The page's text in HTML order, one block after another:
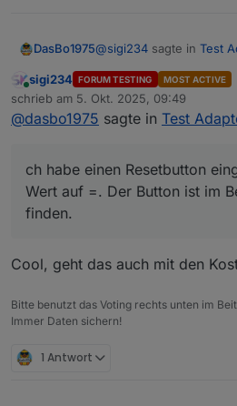
DasBo1975@sigi234 sagte in Test
@dasbo1975
Hallo, Stromverbrauch rechnet noch mit
Ich habe einen
finden.
Änderung ist auf Github
Online
sigi234 FORUM TESTING MOST ACTIVE
schrieb am 5. Okt. 2025, 09:49
zuletzt editiert von
@dasbo1975 sagte in Test
ch habe einen Resetbutton
Wert auf =. Der Button ist im
finden.
Cool, geht das auch mit den
Bitte benutzt das Voting rechts unten im
Immer Daten sichern!
1 Antwort